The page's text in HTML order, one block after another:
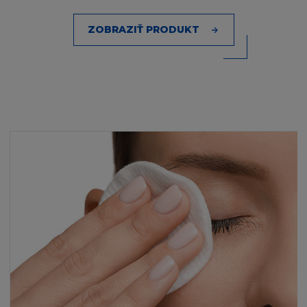
ZOBRAZIŤ PRODUKT
připojit na Stránku.
VZDÁNÍ SE PRÁV
zanedbání výkonu nebo dílčího úkonu
firmou L'Oréal jakéhokoliv opravného
prostředku představujícího vzdání se práva
na následném výkonu tohoto nebo jiného
ROZHODNÉ PRÁVO A JURISDIKCE
Podmínky podléhají zákonům České
republiky a strany podléhají jen a pouze